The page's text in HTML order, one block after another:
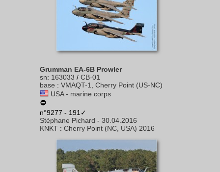
Grumman EA-6B Prowler
sn: 163033 / CB-01
base : VMAQT-1, Cherry Point (US-NC)
USA - marine corps
n°9277 - 191✓
Stéphane Pichard - 30.04.2016
KNKT : Cherry Point (NC, USA) 2016